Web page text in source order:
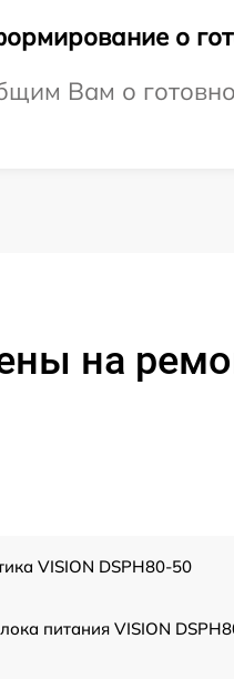
о
Вам о
на
VISION DSPH80-50
питания VISION